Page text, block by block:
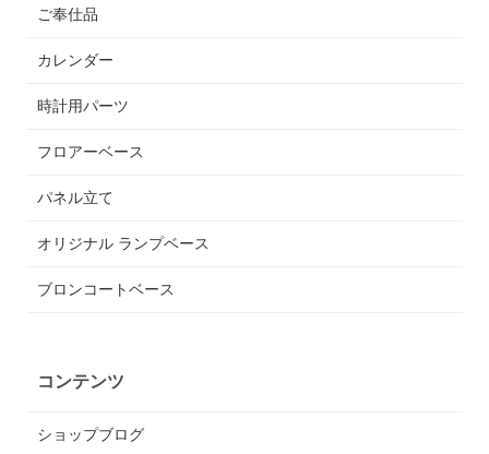
ご奉仕品
カレンダー
時計用パーツ
フロアーベース
パネル立て
オリジナル ランプベース
ブロンコートベース
コンテンツ
ショップブログ